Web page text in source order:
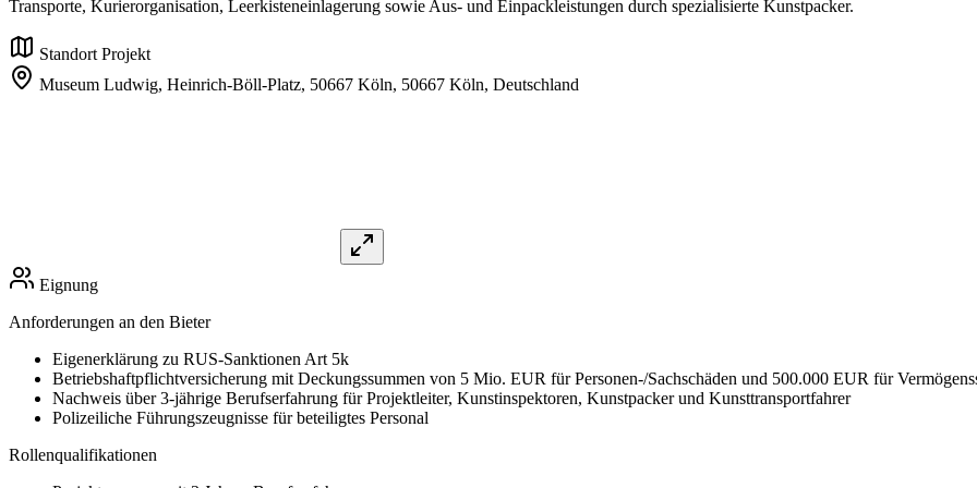
Transporte, Kurierorganisation, Leerkisteneinlagerung sowie Aus- und Einpackleistungen durch spezialisierte Kunstpacker.
Standort Projekt
Museum Ludwig, Heinrich-Böll-Platz, 50667 Köln, 50667 Köln, Deutschland
Eignung
Anforderungen an den Bieter
Eigenerklärung zu RUS-Sanktionen Art 5k
Betriebshaftpflichtversicherung mit Deckungssummen von 5 Mio. EUR für Personen-/Sachschäden und 500.000 EUR für
Nachweis über 3-jährige Berufserfahrung für Projektleiter, Kunstinspektoren, Kunstpacker und Kunsttransportfahrer
Polizeiliche Führungszeugnisse für beteiligtes Personal
Rollenqualifikationen